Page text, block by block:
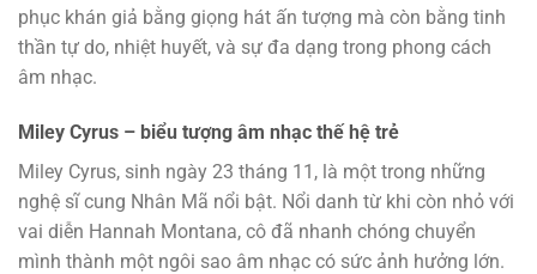
phục khán giả bằng giọng hát ấn tượng mà còn bằng tinh
thần tự do, nhiệt huyết, và sự đa dạng trong phong cách
âm nhạc.
Miley Cyrus – biểu tượng âm nhạc thế hệ trẻ
Miley Cyrus, sinh ngày 23 tháng 11, là một trong những
nghệ sĩ cung Nhân Mã nổi bật. Nổi danh từ khi còn nhỏ với
vai diễn Hannah Montana, cô đã nhanh chóng chuyển
mình thành một ngôi sao âm nhạc có sức ảnh hưởng lớn.